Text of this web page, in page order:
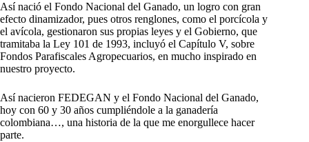
Así nació el Fondo Nacional del Ganado, un logro con gran
efecto dinamizador, pues otros renglones, como el porcícola y
el avícola, gestionaron sus propias leyes y el Gobierno, que
tramitaba la Ley 101 de 1993, incluyó el Capítulo V, sobre
Fondos Parafiscales Agropecuarios, en mucho inspirado en
nuestro proyecto.
Así nacieron FEDEGAN y el Fondo Nacional del Ganado,
hoy con 60 y 30 años cumpliéndole a la ganadería
colombiana…, una historia de la que me enorgullece hacer
parte.